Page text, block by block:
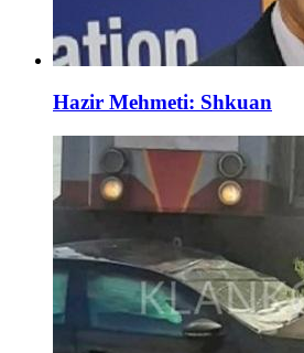
Hazir Mehmeti: Shkuan